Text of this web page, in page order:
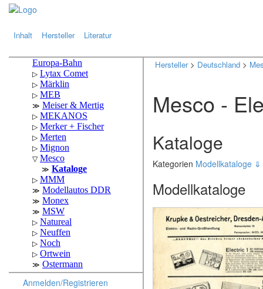
Inhalt Hersteller Literatur
Anmelden/Registrieren
Hersteller> Deutschland >
Mesco -
Kataloge
Kategorien Modellkataloge ⇓
Modellkataloge